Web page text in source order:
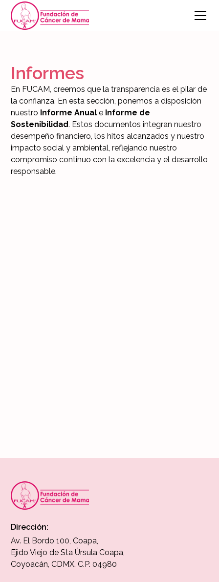
Informes
En FUCAM, creemos que la transparencia es el pilar de
la confianza. En esta sección, ponemos a disposición
nuestro Informe Anual e Informe de
Sostenibilidad. Estos documentos integran nuestro
desempeño financiero, los hitos alcanzados y nuestro
impacto social y ambiental, reflejando nuestro
compromiso continuo con la excelencia y el desarrollo
responsable.
Dirección:
Av. El Bordo 100, Coapa,
Ejido Viejo de Sta Úrsula Coapa,
Coyoacán, CDMX. C.P. 04980